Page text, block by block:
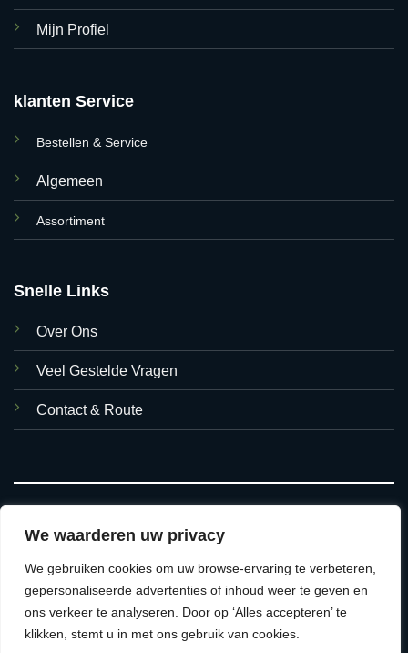
We waarderen uw privacy
We gebruiken cookies om uw browse-ervaring te verbeteren,
gepersonaliseerde advertenties of inhoud weer te geven en
ons verkeer te analyseren. Door op ‘Alles accepteren’ te
klikken, stemt u in met ons gebruik van cookies.
Mijn Profiel
klanten Service
Bestellen & Service
Algemeen
Assortiment
Snelle Links
Over Ons
Veel Gestelde Vragen
Contact & Route
© 2026 Asian Foods Hasselt
ALGEMENE VOORWAARDEN VERZEND & RETOURBELEID